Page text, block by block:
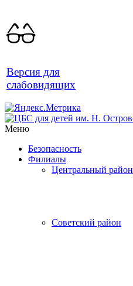
Версия для
слабовидящих
Меню
Безопасность
Филиалы
Центральный район
Советский район